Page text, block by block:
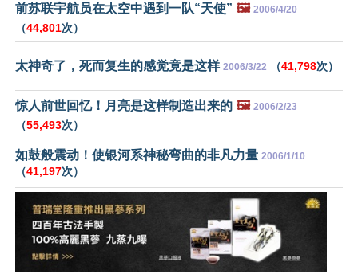
前苏联宇航员在太空中遇到一队“天使” 🖼️ 2006/4/20
（44,801次）
太神奇了，死而复生的感觉竟是这样 2006/3/22 （41,798次）
惊人前世回忆！月亮是这样制造出来的 🖼️ 2006/2/23
（55,493次）
如鼓般震动！使银河系神秘弯曲的非凡力量 2006/1/10
（41,197次）